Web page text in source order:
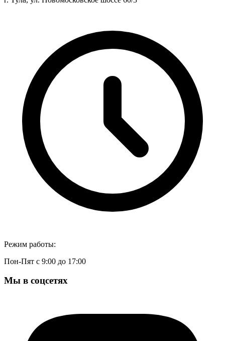
Режим работы:
Пон-Пят с 9:00 до 17:00
Мы в соцсетях